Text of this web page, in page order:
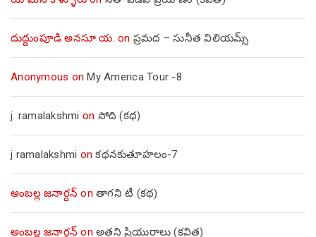
దుద్దుంపూడి అనసూ య. on ప్రమద – సునీత విలియమ్స్
Anonymous onMy America Tour -8
j. ramalakshmi on సోది (కథ)
j ramalakshmi onకథనకుతూహలం-7
అంబల్ల జనార్దన్ on తాగని టీ (కథ)
అంబల్ల జనార్దన్ on అతని ప్రియురాలు (కవిత)